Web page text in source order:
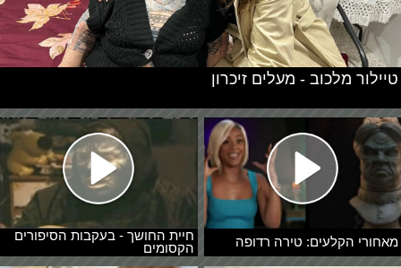
מאחורי הקלעים: טירה רדופה
חיית החושך - בעקבות הסיפורים
הקסומים
טיילור מלכוב - מעלים זיכרון